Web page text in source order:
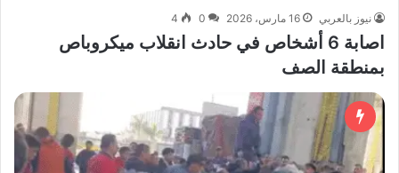
نيوز بالعربي 16 مارس، 2026 0
4
اصابة 6 أشخاص في حادث انقلاب ميكروباص
بمنطقة الصف